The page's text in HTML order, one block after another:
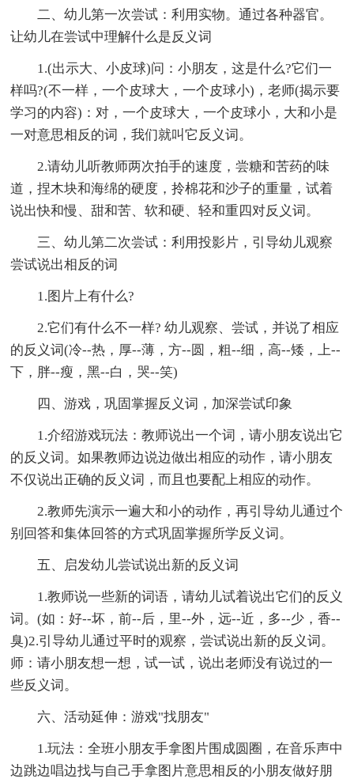
二、幼儿第一次尝试：利用实物。通过各种器官。
让幼儿在尝试中理解什么是反义词
1.(出示大、小皮球)问：小朋友，这是什么?它们一
样吗?(不一样，一个皮球大，一个皮球小)，老师(揭示要
学习的内容)：对，一个皮球大，一个皮球小，大和小是
一对意思相反的词，我们就叫它反义词。
2.请幼儿听教师两次拍手的速度，尝糖和苦药的味
道，捏木块和海绵的硬度，拎棉花和沙子的重量，试着
说出快和慢、甜和苦、软和硬、轻和重四对反义词。
三、幼儿第二次尝试：利用投影片，引导幼儿观察
尝试说出相反的词
1.图片上有什么?
2.它们有什么不一样? 幼儿观察、尝试，并说了相应
的反义词(冷--热，厚--薄，方--圆，粗--细，高--矮，上--
下，胖--瘦，黑--白，哭--笑)
四、游戏，巩固掌握反义词，加深尝试印象
1.介绍游戏玩法：教师说出一个词，请小朋友说出它
的反义词。如果教师边说边做出相应的动作，请小朋友
不仅说出正确的反义词，而且也要配上相应的动作。
2.教师先演示一遍大和小的动作，再引导幼儿通过个
别回答和集体回答的方式巩固掌握所学反义词。
五、启发幼儿尝试说出新的反义词
1.教师说一些新的词语，请幼儿试着说出它们的反义
词。(如：好--坏，前--后，里--外，远--近，多--少，香--
臭)2.引导幼儿通过平时的观察，尝试说出新的反义词。
师：请小朋友想一想，试一试，说出老师没有说过的一
些反义词。
六、活动延伸：游戏"找朋友"
1.玩法：全班小朋友手拿图片围成圆圈，在音乐声中
边跳边唱边找与自己手拿图片意思相反的小朋友做好朋